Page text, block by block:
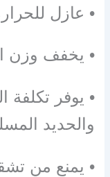
• عازل
• يخفف وزن
• يوفر تكلفة
والحديد
• يمنع من